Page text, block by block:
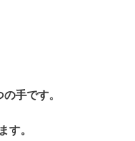
手です。
す。